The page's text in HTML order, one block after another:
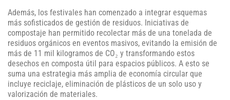
Además, los festivales han comenzado a integrar esquemas
más sofisticados de gestión de residuos. Iniciativas de
compostaje han permitido recolectar más de una tonelada de
residuos orgánicos en eventos masivos, evitando la emisión de
más de 11 mil kilogramos de CO₂ y transformando estos
desechos en composta útil para espacios públicos. A esto se
suma una estrategia más amplia de economía circular que
incluye reciclaje, eliminación de plásticos de un solo uso y
valorización de materiales.